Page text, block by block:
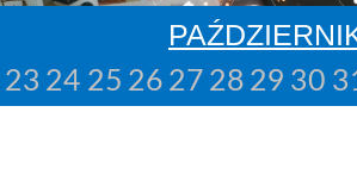
23 24 25 26 27 28 29 30